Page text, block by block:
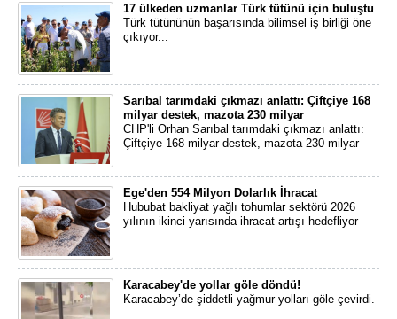
17 ülkeden uzmanlar Türk tütünü için buluştu
Türk tütününün başarısında bilimsel iş birliği öne
çıkıyor...
Sarıbal tarımdaki çıkmazı anlattı: Çiftçiye 168
milyar destek, mazota 230 milyar
CHP'li Orhan Sarıbal tarımdaki çıkmazı anlattı:
Çiftçiye 168 milyar destek, mazota 230 milyar
Ege'den 554 Milyon Dolarlık İhracat
Hububat bakliyat yağlı tohumlar sektörü 2026
yılının ikinci yarısında ihracat artışı hedefliyor
Karacabey'de yollar göle döndü!
Karacabey’de şiddetli yağmur yolları göle çevirdi.